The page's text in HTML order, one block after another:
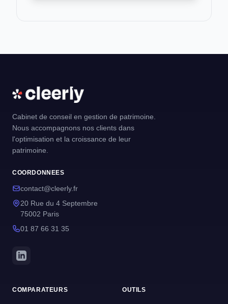
Cabinet de conseil en gestion de patrimoine.
Nous accompagnons nos clients dans
l'optimisation et la croissance de leur
patrimoine.
COORDONNEES
contact@cleerly.fr
20 Rue du 4 Septembre
75002 Paris
01 87 66 31 35
COMPARATEURS OUTILS